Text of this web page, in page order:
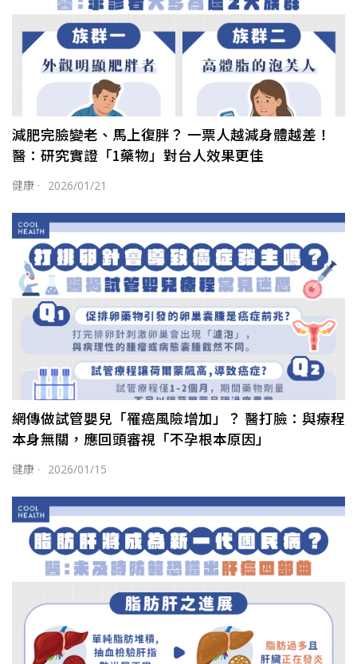
減肥完臉變老、馬上復胖？ 一票人越減身體越差！
醫：研究實證「1藥物」對台人效果更佳
健康 · 2026/01/21
網傳做試管嬰兒「罹癌風險增加」？ 醫打臉：與療程
本身無關，應回頭審視「不孕根本原因」
健康 · 2026/01/15